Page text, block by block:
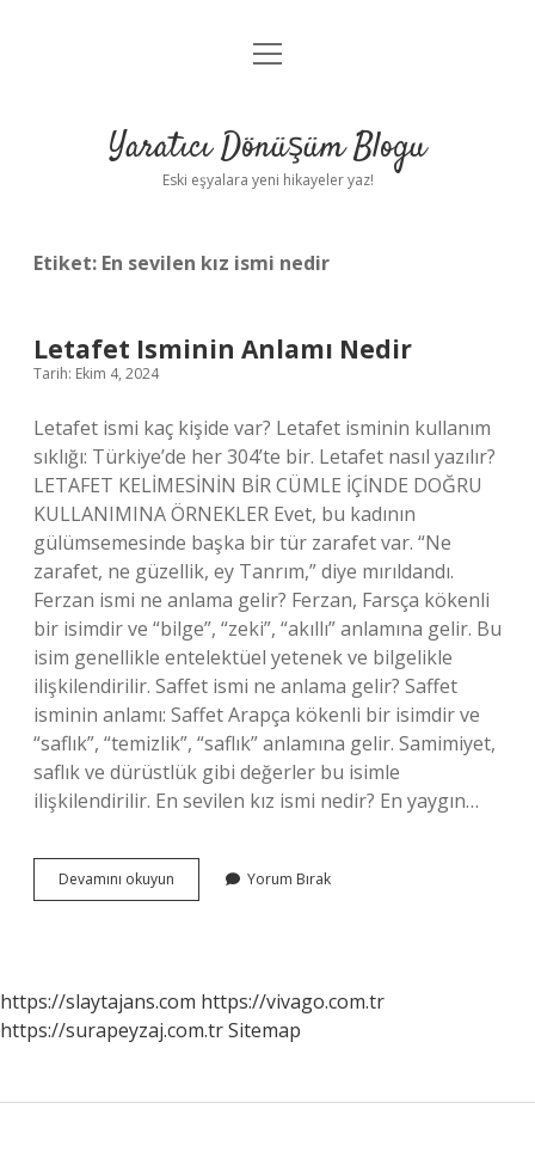
Anasayfa
Yasal Uyarı
menüyü
Yaratıcı Dönüşüm Blogu
Eski eşyalara yeni hikayeler yaz!
Etiket: En sevilen kız ismi nedir
Letafet Isminin Anlamı Nedir
Tarih: Ekim 4, 2024
Letafet ismi kaç kişide var? Letafet isminin kullanım
sıklığı: Türkiye’de her 304’te bir. Letafet nasıl yazılır?
LETAFET KELİMESİNİN BİR CÜMLE İÇİNDE DOĞRU
KULLANIMINA ÖRNEKLER Evet, bu kadının
gülümsemesinde başka bir tür zarafet var. “Ne
zarafet, ne güzellik, ey Tanrım,” diye mırıldandı.
Ferzan ismi ne anlama gelir? Ferzan, Farsça kökenli
bir isimdir ve “bilge”, “zeki”, “akıllı” anlamına gelir. Bu
isim genellikle entelektüel yetenek ve bilgelikle
ilişkilendirilir. Saffet ismi ne anlama gelir? Saffet
isminin anlamı: Saffet Arapça kökenli bir isimdir ve
“saflık”, “temizlik”, “saflık” anlamına gelir. Samimiyet,
saflık ve dürüstlük gibi değerler bu isimle
ilişkilendirilir. En sevilen kız ismi nedir? En yaygın…
Devamını okuyun
Isminin
Yorum Bırak
https://slaytajans.com https://vivago.com.tr
https://surapeyzaj.com.trSitemap